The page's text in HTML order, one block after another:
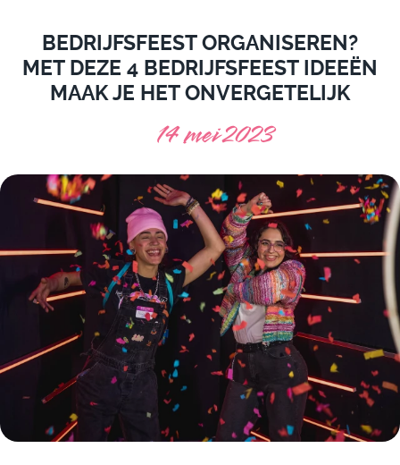
BEDRIJFSFEEST ORGANISEREN?
MET DEZE 4 BEDRIJFSFEEST IDEEËN
MAAK JE HET ONVERGETELIJK
14 mei 2023